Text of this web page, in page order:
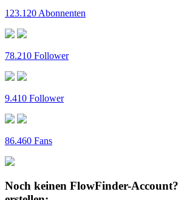
123.120 Abonnenten
78.210 Follower
9.410 Follower
86.460 Fans
Noch keinen FlowFinder-Account?